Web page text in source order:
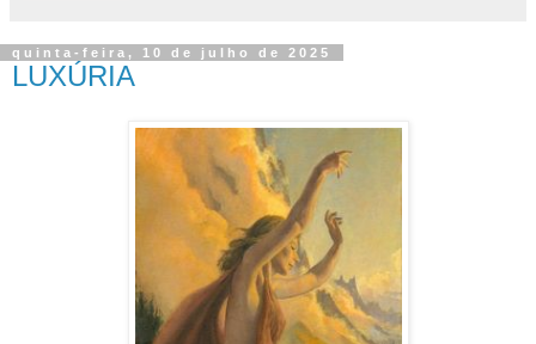
quinta-feira, 10 de julho de 2025
LUXÚRIA